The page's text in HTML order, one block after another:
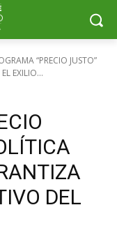
“PRECIO JUSTO”
EXILIO...
DEL